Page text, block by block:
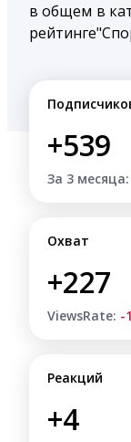
в общем
рейтинге
в
+539
За 3 месяца:
Охват
+227
ViewsRate: -
Реакций
+4